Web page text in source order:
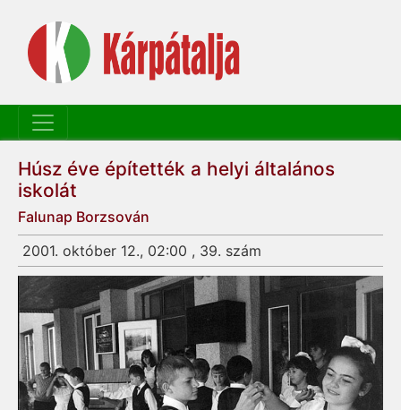
Húsz éve építették a helyi általános
iskolát
Falunap Borzsován
2001. október 12., 02:00 , 39. szám